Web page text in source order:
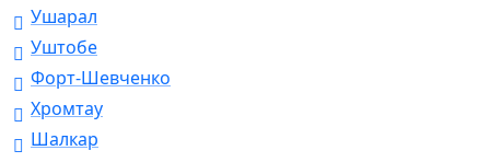
Ушарал
Уштобе
Форт-Шевченко
Хромтау
Шалкар